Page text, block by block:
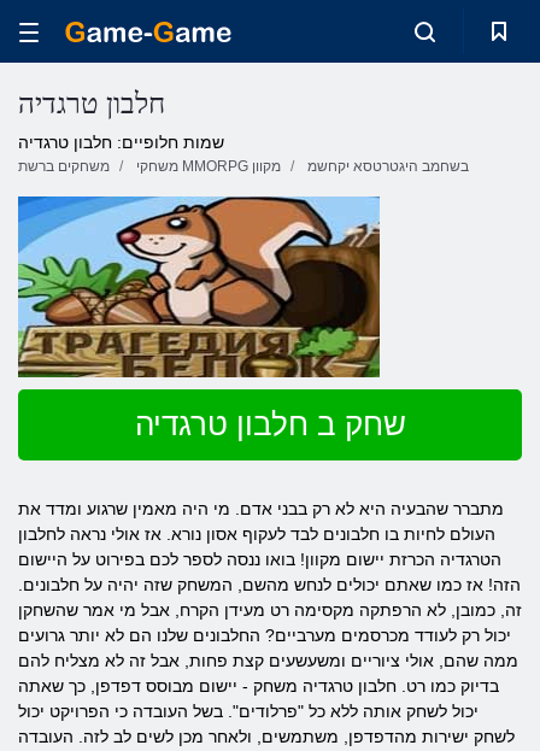
חלבון טרגדיה
שמות חלופיים: חלבון טרגדיה
משחקים ברשת משחקי MMORPG מקוון בשחמב היגטרטסא יקחשמ
שחק ב חלבון טרגדיה
מתברר שהבעיה היא לא רק בבני אדם. מי היה מאמין שרגוע ומדד את
העולם לחיות בו חלבונים לבד לעקוף אסון נורא. אז אולי נראה לחלבון
הטרגדיה הכרזת יישום מקוון! בואו ננסה לספר לכם בפירוט על היישום
הזה! אז כמו שאתם יכולים לנחש מהשם, המשחק שזה יהיה על חלבונים.
זה, כמובן, לא הרפתקה מקסימה רט מעידן הקרח, אבל מי אמר שהשחקן
יכול רק לעודד מכרסמים מערביים? החלבונים שלנו הם לא יותר גרועים
ממה שהם, אולי ציוריים ומשעשעים קצת פחות, אבל זה לא מצליח להם
בדיוק כמו רט. חלבון טרגדיה משחק - יישום מבוסס דפדפן, כך שאתה
יכול לשחק אותה ללא כל "פרלודים". בשל העובדה כי הפרויקט יכול
לשחק ישירות מהדפדפן, משתמשים, ולאחר מכן לשים לב לזה. העובדה